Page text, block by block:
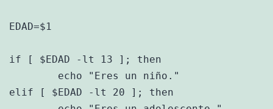
EDAD=$1
if [ $EDAD -lt 13 ]; then
elif [ $EDAD -lt 20 ]; then